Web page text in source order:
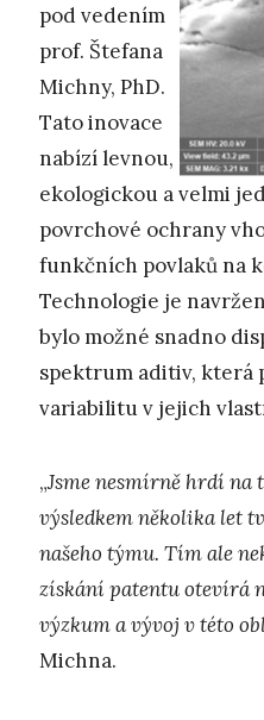
pod vedením
prof. Štefana
Michny, PhD.
Tato inovace
nabízí levnou,
ekologickou a velmi
povrchové ochrany
funkčních povlaků na
Technologie je
bylo možné snadno
spektrum aditiv, která
variabilitu v jejich
„Jsme nesmírně hrdí na
výsledkem několika let
našeho týmu. Tím ale
získání patentu otevírá
výzkum a vývoj v této
Michna.